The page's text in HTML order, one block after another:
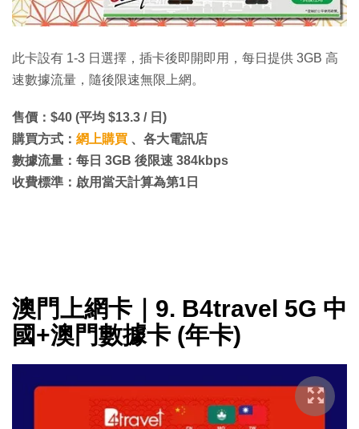
此卡設有 1-3 日選擇，插卡後即開即用，每日提供 3GB 高
速數據流量，隨後限速無限上網。
售價：$40 (平均 $13.3 / 日)
購買方式： 網上購買 、各大電訊店
數據流量：每日 3GB 後限速 384kbps
收費標準：啟用當天計算為第1日
澳門上網卡｜9. B4travel 5G 中
國+澳門數據卡 (年卡)